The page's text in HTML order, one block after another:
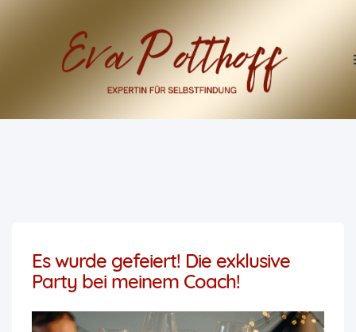
Es wurde gefeiert! Die exklusive
Party bei meinem Coach!